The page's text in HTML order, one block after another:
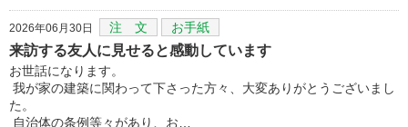
2026年06月30日 注 文 お手紙
来訪する友人に見せると感動しています
お世話になります。
我が家の建築に関わって下さった方々、大変ありがとうございまし
た。
自治体の条例等々があり、お…